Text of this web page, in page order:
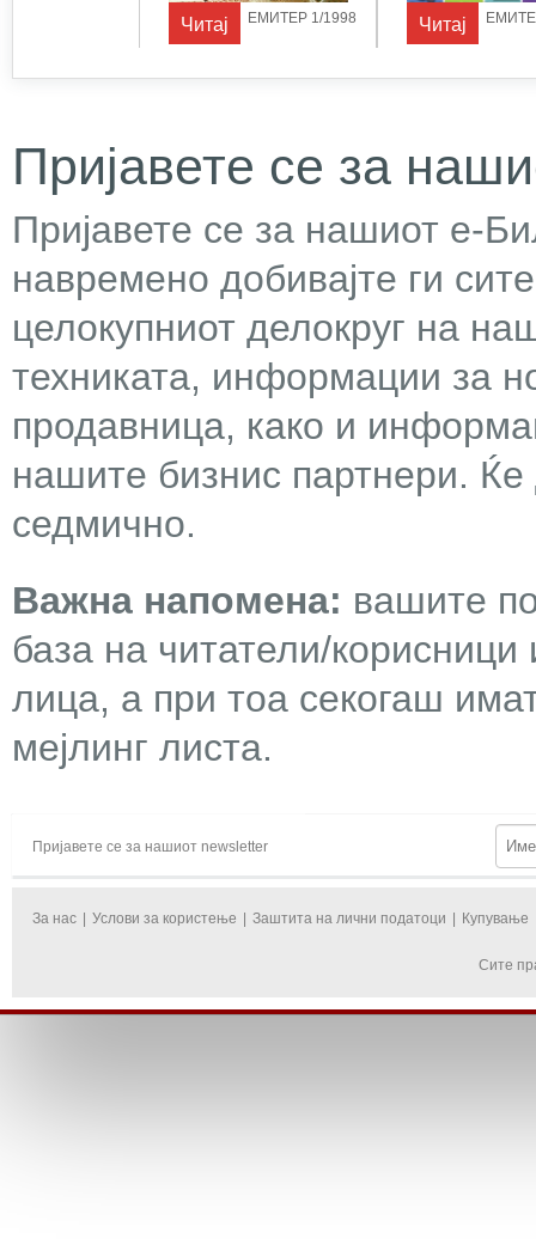
Читај ЕМИТЕР 1/1998 Читај
Пријавете се за
Пријавете се за нашиот е-
навремено добивајте ги
целокупниот делокруг на
техниката, информации за
продавница, како и
нашите бизнис партнери.
седмично.
Важна напомена: вашите
база на читатели/
лица, а при тоа секогаш
мејлинг листа.
Пријавете се за нашиот newsletter
За нас Услови за користење Заштита на лични податоци Купување
Сите